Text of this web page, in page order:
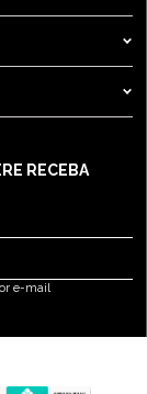
E RECEBA
e-mail